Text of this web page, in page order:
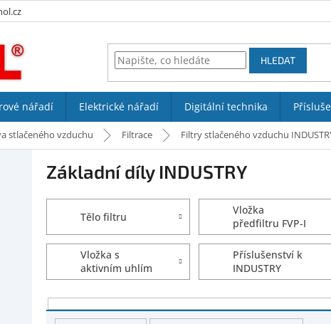
HLEDAT
nářadí Elektrické nářadí Digitální technika
stlačeného vzduchu Filtrace Filtry stlačeného vzduchu
Základní díly INDUSTRY
Tělo filtru
Vložka
předfiltru FVP-I
3 µm
Vložka s
aktivním uhlím
FVA-I
Příslušenství k
INDUSTRY
V